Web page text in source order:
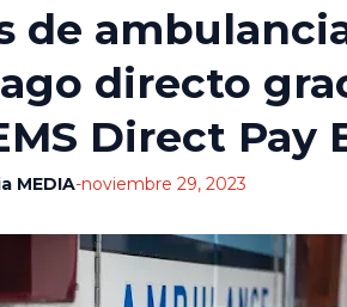
de
directo
Direct Pay
MEDIA-noviembre 29, 2023